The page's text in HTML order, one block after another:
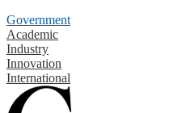
Government
Academic
Industry
Innovation
International